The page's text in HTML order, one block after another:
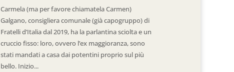
Carmela (ma per favore chiamatela Carmen)
Galgano, consigliera comunale (già capogruppo) di
Fratelli d’Italia dal 2019, ha la parlantina sciolta e un
cruccio fisso: loro, ovvero l’ex maggioranza, sono
stati mandati a casa dai potentini proprio sul più
bello. Inizio...